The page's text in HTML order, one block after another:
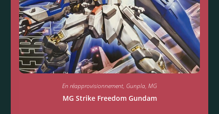
En réapprovisionnement, Gunpla, MG
MG Strike Freedom Gundam